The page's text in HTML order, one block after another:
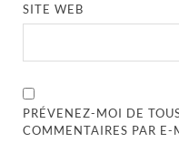
SITE WEB
PRÉVENEZ-MOI DE
COMMENTAIRES PAR E-